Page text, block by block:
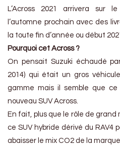
L’Across 2021 arrivera sur
l’automne prochain avec des
la toute fin d’année ou début
Pourquoi cet Across ?
On pensait Suzuki échaudé
2014) qui était un gros
gamme mais il semble que
nouveau SUV Across.
En fait, plus que le rôle de grand
ce SUV hybride dérivé du RAV4
abaisser le mix CO2 de la